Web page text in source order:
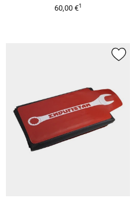
60,00 €1